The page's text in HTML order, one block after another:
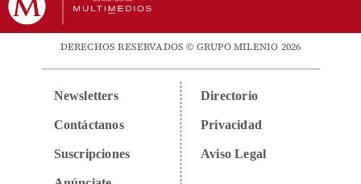
DERECHOS RESERVADOS © GRUPO MILENIO 2026
Newsletters
Contáctanos
Suscripciones
Directorio
Privacidad
Aviso Legal